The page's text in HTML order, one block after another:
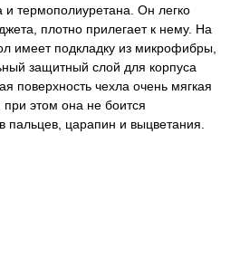
термополиуретана. Он легко
плотно прилегает к нему. На
имеет подкладку из микрофибры,
защитный слой для корпуса
поверхность чехла очень мягкая
этом она не боится
пальцев, царапин и выцветания.